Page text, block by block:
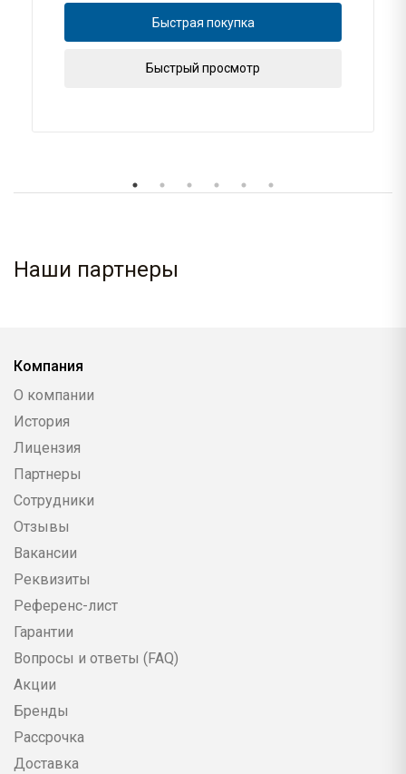
Быстрая покупка
Быстрый просмотр
Наши партнеры
Компания
О компании
История
Лицензия
Партнеры
Сотрудники
Отзывы
Вакансии
Реквизиты
Референс-лист
Гарантии
Вопросы и ответы (FAQ)
Акции
Бренды
Рассрочка
Доставка